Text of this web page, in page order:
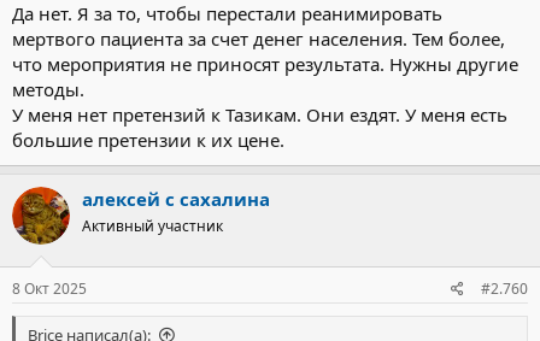
Да нет. Я за то, чтобы перестали реанимировать
мертвого пациента за счет денег населения. Тем более,
что мероприятия не приносят результата. Нужны другие
методы.
У меня нет претензий к Тазикам. Они ездят. У меня есть
большие претензии к их цене.
алексей с сахалина
Активный участник
8 Окт 2025 #2.760
Brice написал(а):